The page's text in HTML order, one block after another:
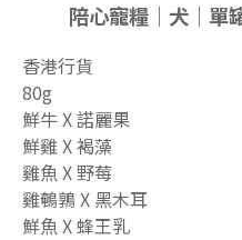
陪心寵糧｜犬｜單
香港行貨
80g
鮮牛 X 諾麗果
鮮雞 X 褐藻
雞魚 X 野莓
雞鵪鶉 X 黑木耳
鮮魚 X 蜂王乳